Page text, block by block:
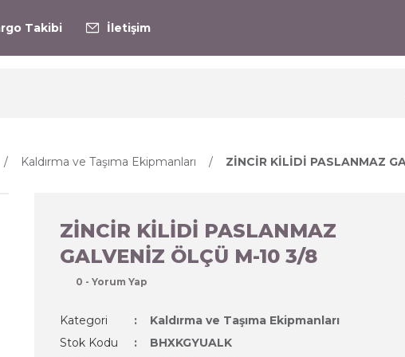
Takibi İletişim
Kaldırma ve Taşıma Ekipmanları ZİNCİR KİLİDİ ​​PASLANMAZ
ZİNCİR KİLİDİ ​​PASLANMAZ
GALVENİZ ÖLÇÜ M-10 3/8
0 - Yorum Yap
Kategori
Kaldırma ve Taşıma Ekipmanları
Stok Kodu
BHXKGYUALK